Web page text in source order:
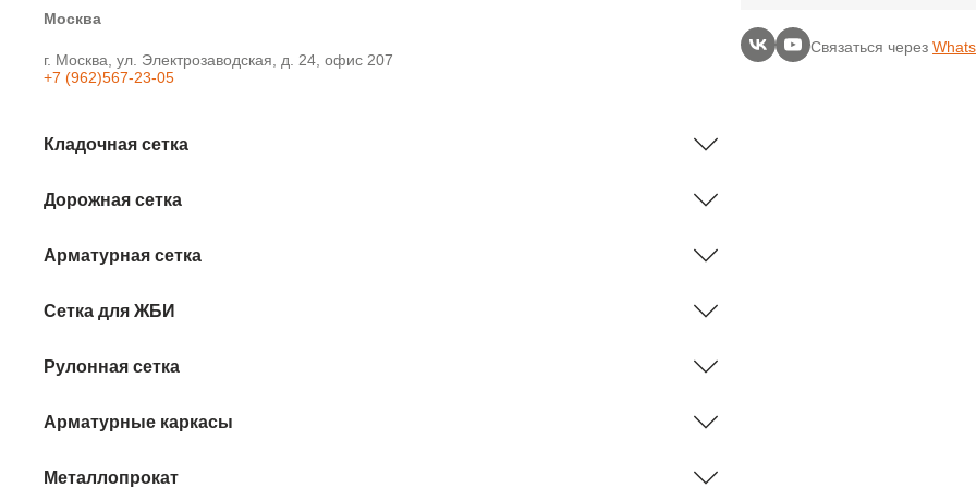
Москва
г. Москва, ул. Электрозаводская, д. 24, офис 207
+7 (962)567-23-05
Связаться через
Кладочная сетка
Дорожная сетка
Арматурная сетка
Сетка для ЖБИ
Рулонная сетка
Арматурные каркасы
Металлопрокат